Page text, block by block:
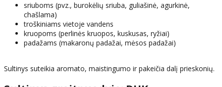
sriuboms (pvz., burokėlių sriuba, guliašinė, agurkinė,
chašlama)
troškiniams vietoje vandens
kruopoms (perlinės kruopos, kuskusas, ryžiai)
padažams (makaronų padažai, mėsos padažai)
Sultinys suteikia aromato, maistingumo ir pakeičia dalį prieskonių.